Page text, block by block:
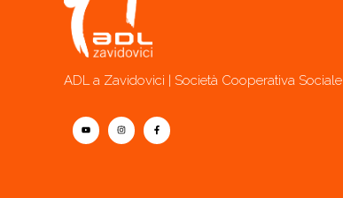
ADL a Zavidovici | Società Cooperativa Sociale